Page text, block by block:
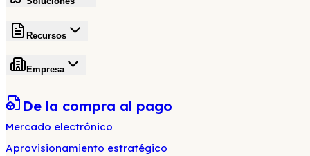
Recursos
Empresa
De la compra al pago
Mercado electrónico
Aprovisionamiento estratégico